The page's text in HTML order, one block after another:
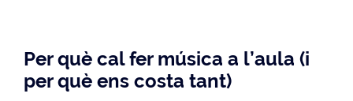
Per què cal fer música a l’aula (i
per què ens costa tant)